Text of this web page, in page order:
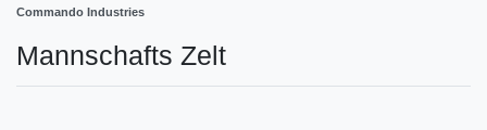
Commando Industries
Mannschafts Zelt